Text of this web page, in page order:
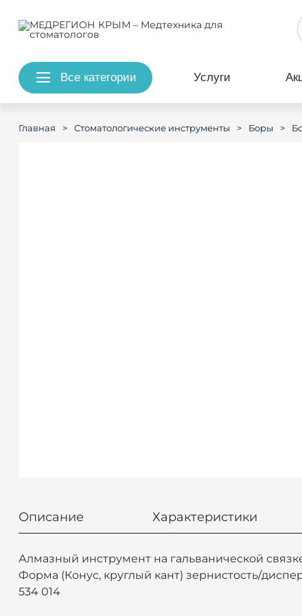
Все категории Услуги
Главная > Стоматологические инструменты > Боры >
Описание Характеристики
Алмазный инструмент на гальванической
Форма (Конус, круглый кант) зернистость/
534 014